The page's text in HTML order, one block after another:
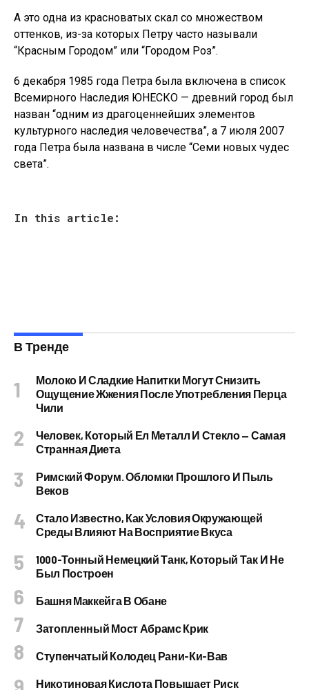
А это одна из красноватых скал со множеством
оттенков, из-за которых Петру часто называли
“Красным Городом” или “Городом Роз”.
6 декабря 1985 года Петра была включена в список
Всемирного Наследия ЮНЕСКО — древний город был
назван “одним из драгоценнейших элементов
культурного наследия человечества”, а 7 июля 2007
года Петра была названа в числе “Семи новых чудес
света”.
In this article:
В Тренде
Молоко И Сладкие Напитки Могут Снизить
Ощущение Жжения После Употребления Перца
Чили
Человек, Который Ел Металл И Стекло — Самая
Странная Диета
Римский Форум. Обломки Прошлого И Пыль
Веков
Стало Известно, Как Условия Окружающей
Среды Влияют На Восприятие Вкуса
1000-Тонный Немецкий Танк, Который Так И Не
Был Построен
Башня Маккейга В Обане
Затопленный Мост Абрамс Крик
Ступенчатый Колодец Рани-Ки-Вав
Никотиновая Кислота Повышает Риск